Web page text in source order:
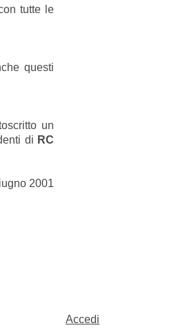
tutte le
questi
un
di RC
2001
Accedi